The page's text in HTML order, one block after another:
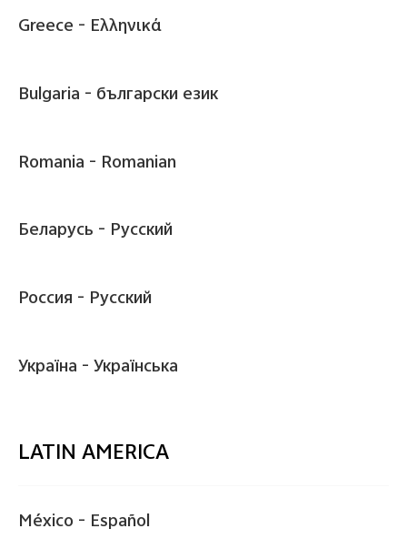
Greece - Ελληνικά
Bulgaria - български език
Romania - Romanian
Беларусь - Pусский
Россия - Pусский
Україна - Українська
LATIN AMERICA
México - Español